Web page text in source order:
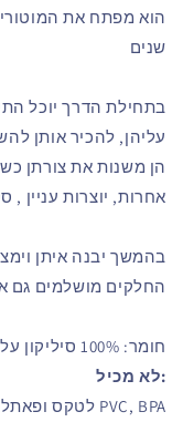
הוא מפתח את
שנים
בתחילת הדרך יוכל
עליהן, להכיר אותן
הן משנות את צורתן
אחרות, יוצרות עניין
בהמשך יבנה איתן
החלקים מושלמים גם
חומר: 100% סיליקון על בסיס פלטינה
:לא מכיל
PVC, BPA לטקס ופאתלטים